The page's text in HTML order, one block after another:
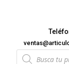
Products
search